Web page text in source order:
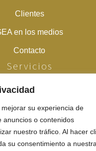
su experiencia de
anuncios o contenidos
nuestro tráfico. Al hacer
su consentimiento a nuestra
Clientes
en los medios
Contacto
Servicios
Estudios previos
y
en extensión